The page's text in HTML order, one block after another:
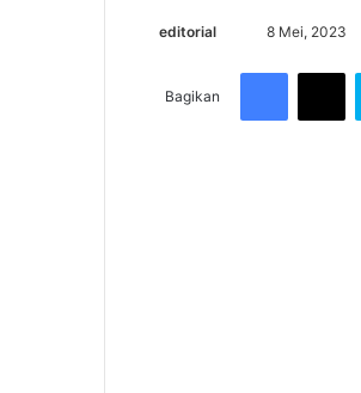
editorial
Send8 Mei, 2023
Bagikan
Facebook
X